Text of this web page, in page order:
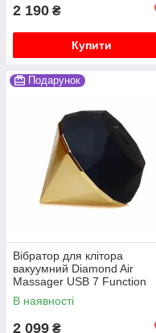
2 190 ₴
Купити
Подарунок
Вібратор для клітора
вакуумний Diamond Air
Massager USB 7 Function
В наявності
2 099 ₴